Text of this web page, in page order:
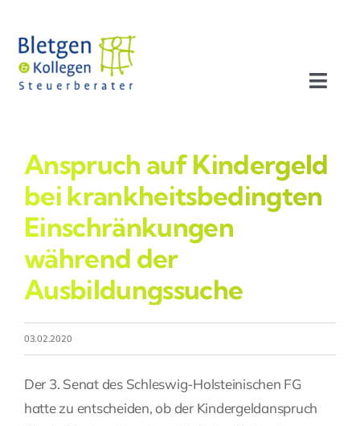
Inhalt
springen
Profil
Leistungen
Team
Stellenangebote
Fragen Sie Ihre Kanzlei
Anspruch auf Kindergeld
bei krankheitsbedingten
Einschränkungen
während der
Ausbildungssuche
03.02.2020
Der 3. Senat des Schleswig-Holsteinischen FG
hatte zu entscheiden, ob der Kindergeldanspruch